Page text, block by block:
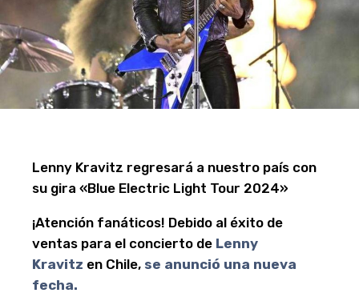
Lenny Kravitz regresará a nuestro país con
su gira «Blue Electric Light Tour 2024»
¡Atención fanáticos! Debido al éxito de
ventas para el concierto de Lenny
Kravitz en Chile, se anunció una nueva
fecha.